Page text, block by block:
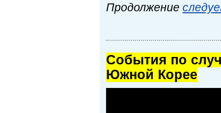
Продолжение
Cобытия по
Южной Корее